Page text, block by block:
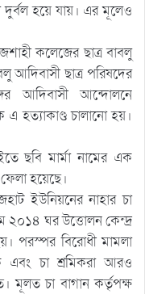
দুর্বল হয়ে যায়। এর মূলেও
কলেজের ছাত্র বাবলু
আদিবাসী ছাত্র পরিষদের
আদিবাসী আন্দোলনে
হত্যাকাণ্ড চালানো হয়।
ছবি মার্মা নামের এক
ফেলা হয়েছে।
ইউনিয়নের নাহার চা
২০১৪ ঘর উত্তোলন কেন্দ্র
পরস্পর বিরোধী মামলা
এবং চা শ্রমিকরা আরও
মূলত চা বাগান কর্তৃপক্ষ